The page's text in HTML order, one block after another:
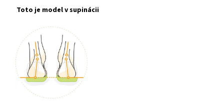
Toto je model v supinácii